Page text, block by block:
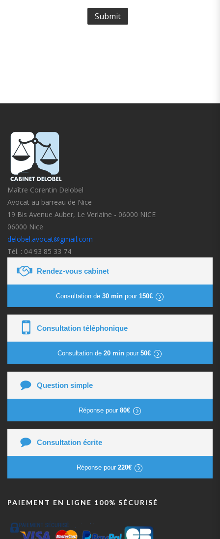
Maître Corentin Delobel
Avocat au barreau de Nice
19 Bis Avenue Auber, Le Verlaine - 06000 NICE
06000 Nice
delobel.avocat@gmail.com
Tél. : 04 93 85 33 74
Rendez-vous cabinet
Consultation de 30 minpour 150€
Consultation téléphonique
Consultation de 20 min pour 50€
Question simple
Réponse pour 80€
Consultation écrite
Réponse pour 220€
PAIEMENT EN LIGNE 100% SÉCURISÉ